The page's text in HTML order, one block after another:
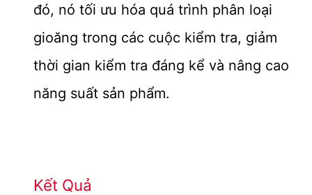
đó, nó tối ưu hóa quá trình phân loại
gioăng trong các cuộc kiểm tra, giảm
thời gian kiểm tra đáng kể và nâng cao
năng suất sản phẩm.
Kết Quả